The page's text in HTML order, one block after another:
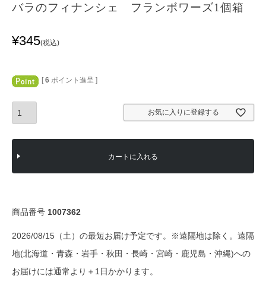
バラのフィナンシェ フランボワーズ1個箱
¥345 税込
[ 6 ポイント進呈 ]
お気に入りに登録する
カートに入れる
商品番号 1007362
2026/08/15（土）の最短お届け予定です。※遠隔地は除く。遠隔
地(北海道・青森・岩手・秋田・長崎・宮崎・鹿児島・沖縄)への
お届けには通常より＋1日かかります。